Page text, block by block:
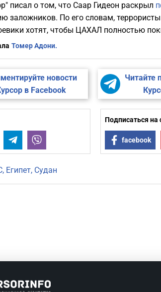
писал о том, что Саар Гидеон раскрыл
заложников. По его словам,
хотят, чтобы ЦАХАЛ полностью
Томер Адони.
новости
в Facebook
Читайте
WhatsAppTelegram
Подписаться на
facebook
Египет Судан